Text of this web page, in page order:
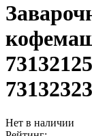
Нет в наличии